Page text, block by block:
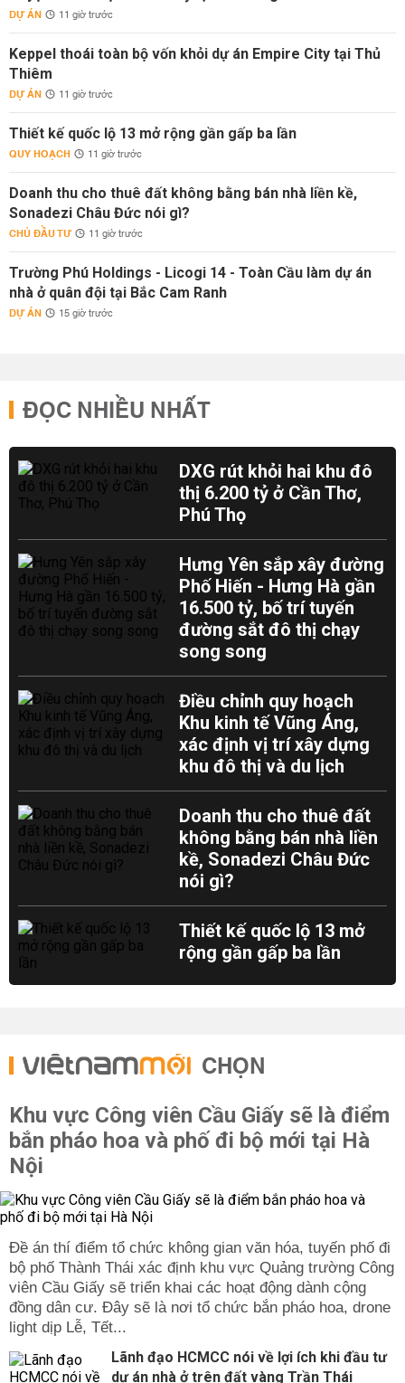
DỰ ÁN 11 giờ trước
Keppel thoái toàn bộ vốn khỏi dự án Empire City tại Thủ
Thiêm
DỰ ÁN 11 giờ trước
Thiết kế quốc lộ 13 mở rộng gần gấp ba lần
QUY HOẠCH 11 giờ trước
Doanh thu cho thuê đất không bằng bán nhà liền kề,
Sonadezi Châu Đức nói gì?
CHỦ ĐẦU TƯ 11 giờ trước
Trường Phú Holdings - Licogi 14 - Toàn Cầu làm dự án
nhà ở quân đội tại Bắc Cam Ranh
DỰ ÁN 15 giờ trước
ĐỌC NHIỀU NHẤT
DXG rút khỏi hai khu đô
thị 6.200 tỷ ở Cần Thơ,
Phú Thọ
Hưng Yên sắp xây đường
Phố Hiến - Hưng Hà gần
16.500 tỷ, bố trí tuyến
đường sắt đô thị chạy
song song
Điều chỉnh quy hoạch
Khu kinh tế Vũng Áng,
xác định vị trí xây dựng
khu đô thị và du lịch
Doanh thu cho thuê đất
không bằng bán nhà liền
kề, Sonadezi Châu Đức
nói gì?
Thiết kế quốc lộ 13 mở
rộng gần gấp ba lần
CHỌN
Khu vực Công viên Cầu Giấy sẽ là điểm
bắn pháo hoa và phố đi bộ mới tại Hà
Nội
Đề án thí điểm tổ chức không gian văn hóa, tuyến phố đi
bộ phố Thành Thái xác định khu vực Quảng trường Công
viên Cầu Giấy sẽ triển khai các hoạt động dành cộng
đồng dân cư. Đây sẽ là nơi tổ chức bắn pháo hoa, drone
light dịp Lễ, Tết...
Lãnh đạo HCMCC nói về lợi ích khi đầu tư
dự án nhà ở trên đất vàng Trần Thái